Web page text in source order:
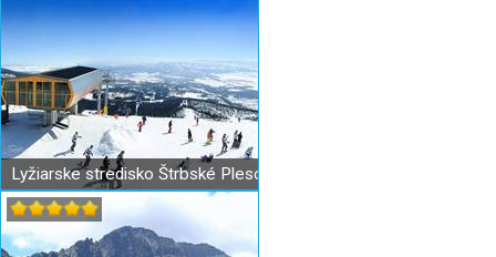
Lyžiarske stredisko Štrbské Pleso